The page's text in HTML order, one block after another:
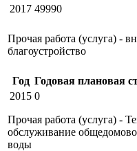
2017 49990
Прочая работа (услуга) -
благоустройство
Год Годовая плановая
2015 0
Прочая работа (услуга) -
обслуживание
воды